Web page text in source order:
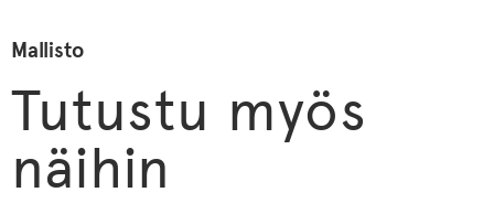
Mallisto
Tutustu myös
näihin